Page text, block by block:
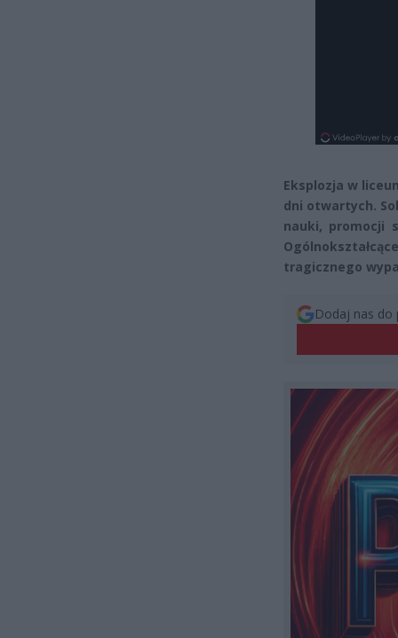
Eksplozja w
dni otwartych.
nauki, promocji
tragicznego
Dodaj nas do